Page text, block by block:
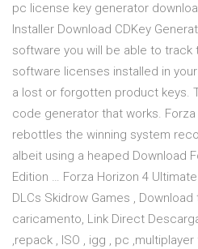
pc license key generator
Installer Download CDKey
software you will be able to track
software licenses installed in
a lost or forgotten product keys.
code generator that works.
rebottles the winning system
albeit using a heaped Download
Edition … Forza Horizon 4
DLCs Skidrow Games ,
caricamento, Link Direct
,repack , ISO , igg , pc